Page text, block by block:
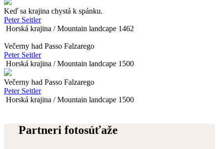
Keď sa krajina chystá k spánku.
Peter Seitler
Horská krajina / Mountain landcape 1462
Večerny had Passo Falzarego
Peter Seitler
Horská krajina / Mountain landcape 1500
Večerny had Passo Falzarego
Peter Seitler
Horská krajina / Mountain landcape 1500
Partneri fotosúťaže